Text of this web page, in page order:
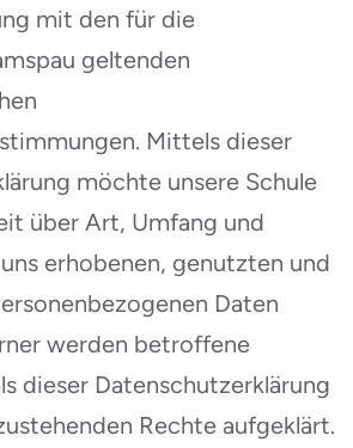
mit den für die
geltenden
Mittels dieser
möchte unsere Schule
über Art, Umfang und
erhobenen, genutzten und
Daten
werden betroffene
dieser Datenschutzerklärung
Rechte aufgeklärt.